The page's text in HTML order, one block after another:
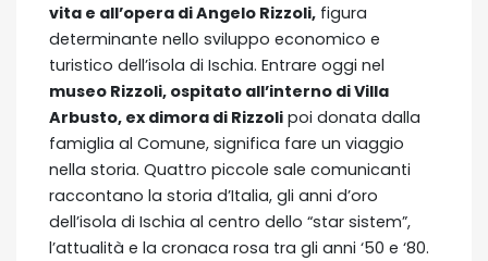
vita e all’opera di Angelo Rizzoli, figura
determinante nello sviluppo economico e
turistico dell’isola di Ischia. Entrare oggi nel
museo Rizzoli, ospitato all’interno di Villa
Arbusto, ex dimora di Rizzoli poi donata dalla
famiglia al Comune, significa fare un viaggio
nella storia. Quattro piccole sale comunicanti
raccontano la storia d’Italia, gli anni d’oro
dell’isola di Ischia al centro dello “star sistem”,
l’attualità e la cronaca rosa tra gli anni ‘50 e ‘80.